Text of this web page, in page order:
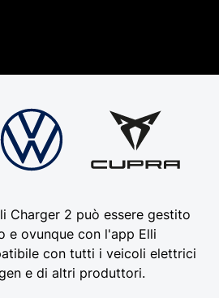
Charger 2 può essere gestito
e ovunque con l'app Elli
con tutti i veicoli elettrici
e di altri produttori.